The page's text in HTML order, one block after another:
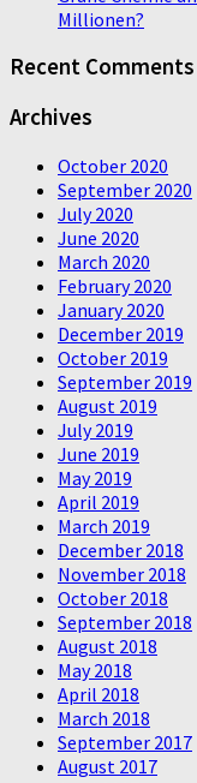
Millionen?
Recent Comments
Archives
October 2020
September 2020
July 2020
June 2020
March 2020
February 2020
January 2020
December 2019
October 2019
September 2019
August 2019
July 2019
June 2019
May 2019
April 2019
March 2019
December 2018
November 2018
October 2018
September 2018
August 2018
May 2018
April 2018
March 2018
September 2017
August 2017